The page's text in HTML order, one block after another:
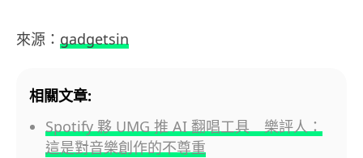
來源： gadgetsin
相關文章:
Spotify 夥 UMG 推 AI 翻唱工具 樂評人：
這是對音樂創作的不尊重